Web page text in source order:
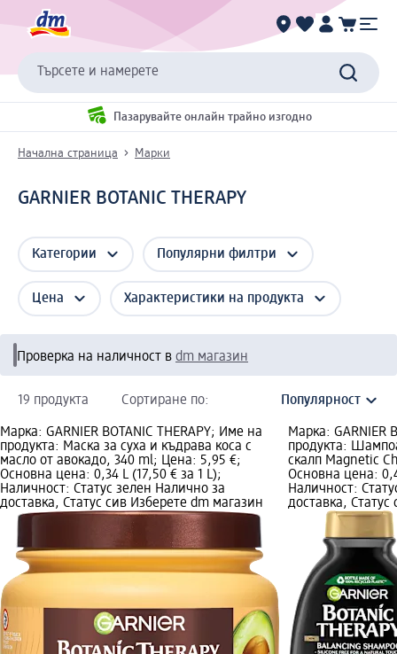
Търсете и намерете
Пазарувайте онлайн трайно изгодно
Начална страница Марки
GARNIER BOTANIC THERAPY
Категории Популярни филтри
Цена Характеристики на продукта
Проверка на наличност в dm магазин
19 продукта Сортиране по:
Марка: GARNIER BOTANIC THERAPY; Име на
продукта: Маска за суха и къдрава коса с
масло от авокадо, 340 ml; Цена: 5,95 €;
Основна цена: 0,34 L (17,50 € за 1 L);
Наличност: Статус зелен Налично за
доставка, Статус сив Изберете dm магазин
Марка: GARNIER
продукта:
скалп Magnetic
Основна цена:
Наличност:
доставка,